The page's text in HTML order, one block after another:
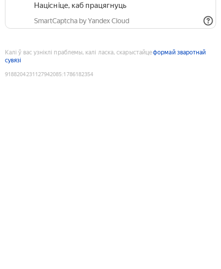
Націсніце, каб працягнуць
SmartCaptcha by Yandex Cloud
Калі ў вас узніклі праблемы, калі ласка, скарыстайцеформай зваротнай
сувязі
9188204231127942085:1786182354